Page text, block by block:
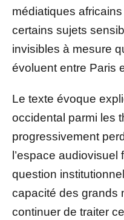
médiatiques
certains sujets
invisibles à mesure
évoluent entre Paris
Le texte évoque
occidental parmi les
progressivement
l’espace
question
capacité des grands
continuer de traiter